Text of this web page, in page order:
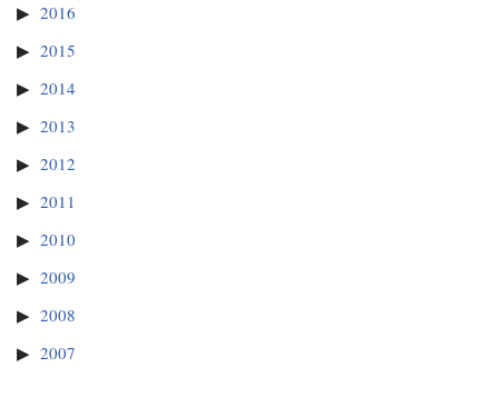
2016
2015
2014
2013
2012
2011
2010
2009
2008
2007